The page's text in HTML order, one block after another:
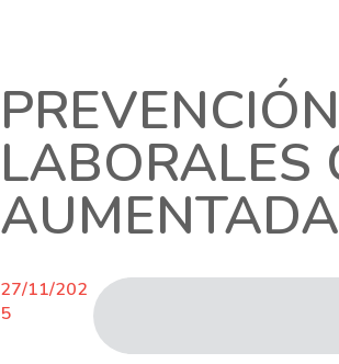
LABORALES
27/11/202
5